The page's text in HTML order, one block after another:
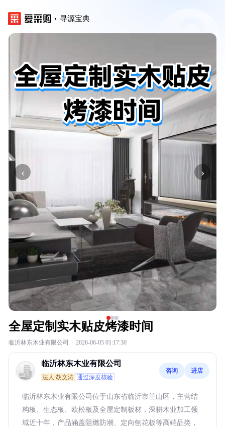
寻源宝典
‹ ›
全屋定制实木贴皮烤漆时间
临沂林东木业有限公司 · 2026-06-05 01:17:30
临沂林东木业有限公司
法人:胡文涛 通过深度核验
咨询 进店
临沂林东木业有限公司位于山东省临沂市兰山区，主营结
构板、生态板、欧松板及全屋定制板材，深耕木业加工领
域近十年，产品涵盖阻燃防潮、定向刨花板等高端品类，